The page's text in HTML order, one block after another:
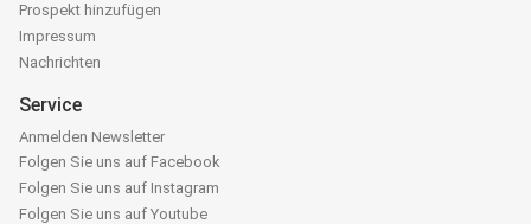
Prospekt hinzufügen
Impressum
Nachrichten
Service
Anmelden Newsletter
Folgen Sie uns auf Facebook
Folgen Sie uns auf Instagram
Folgen Sie uns auf Youtube